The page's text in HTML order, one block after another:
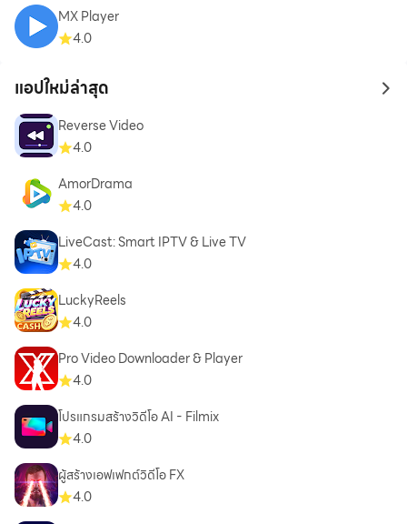
MX Player
4.0
แอปใหม่ล่าสุด to
Reverse Video
4.0
AmorDrama
4.0
LiveCast: Smart IPTV & Live TV
4.0
LuckyReels
4.0
Pro Video Downloader & Player
4.0
โปรแกรมสร้างวิดีโอ AI - Filmix
4.0
ผู้สร้างเอฟเฟกต์วิดีโอ FX
4.0